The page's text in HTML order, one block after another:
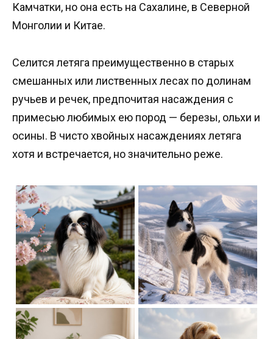
Камчатки, но она есть на Сахалине, в Северной
Монголии и Китае.
Селится летяга преимущественно в старых
смешанных или лиственных лесах по долинам
ручьев и речек, предпочитая насаждения с
примесью любимых ею пород — березы, ольхи и
осины. В чисто хвойных насаждениях летяга
хотя и встречается, но значительно реже.